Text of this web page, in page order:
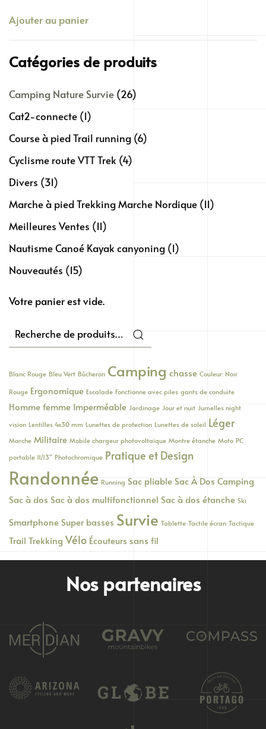
Ajouter au panier
Catégories de produits
Camping Nature Survie (26)
Cat2-connecte (1)
Course à pied Trail running (6)
Cyclisme route VTT Trek (4)
Divers (31)
Marche à pied Trekking Marche Nordique (11)
Meilleures Ventes (11)
Nautisme Canoé Kayak canyoning (1)
Nouveautés (15)
Votre panier est vide.
Recherche
pour :
Blanc Rouge Bleu Vert Bûcheron Camping chasse Couleur: Noir
Rouge Ergonomique Escalade Fonctionne avec piles gants de conduite
Homme femme Imperméable Jardinage Jour et nuit Jumelles night
vision Lentilles 4x30 mm Lunettes de protection Lunettes de soleil Léger
Marche Militaire Mobile chargeur photovoltaïque Montre étanche Moto PC
portable 11/13" Photochromique Pratique et Design
Randonnée Running Sac pliable Sac À Dos Camping
Sac à dos Sac à dos multifonctionnel Sac à dos étanche Ski
Smartphone Super basses Survie Tablette Tactile écran Tactique
Trail Trekking Vélo Écouteurs sans fil
Nos partenaires